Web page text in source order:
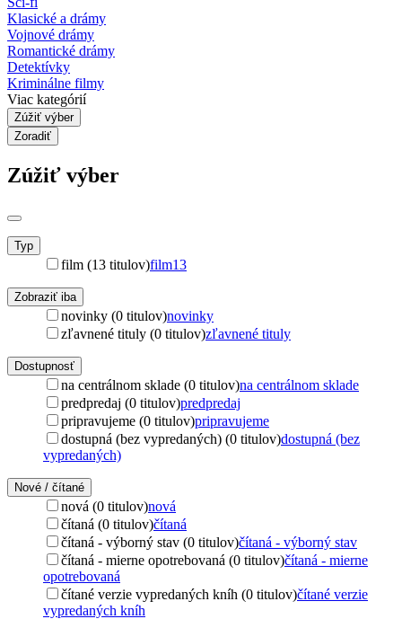
Klasické a drámy
Vojnové drámy
Romantické drámy
Detektívky
Kriminálne filmy
Viac kategórií
Zúžiť výber
Zoradiť
Zúžiť výber
Typ
film (13 titulov)film13
Zobraziť iba
novinky (0 titulov)novinky
zľavnené tituly (0 titulov)zľavnené tituly
Dostupnosť
na centrálnom sklade (0 titulov)na centrálnom sklade
predpredaj (0 titulov)predpredaj
pripravujeme (0 titulov)pripravujeme
dostupná (bez vypredaných) (0 titulov)dostupná (bez
vypredaných)
Nové / čítané
nová (0 titulov)nová
čítaná (0 titulov)čítaná
čítaná - výborný stav (0 titulov)čítaná - výborný stav
čítaná - mierne opotrebovaná (0 titulov)čítaná - mierne
opotrebovaná
čítané verzie vypredaných kníh (0 titulov)čítané verzie
vypredaných kníh